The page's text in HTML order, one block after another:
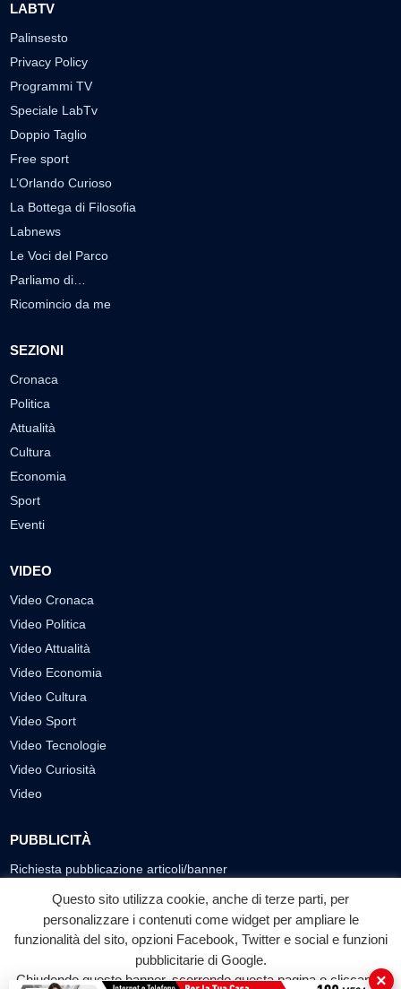
LABTV
Palinsesto
Privacy Policy
Programmi TV
Speciale LabTv
Doppio Taglio
Free sport
L’Orlando Curioso
La Bottega di Filosofia
Labnews
Le Voci del Parco
Parliamo di…
Ricomincio da me
SEZIONI
Cronaca
Politica
Attualità
Cultura
Economia
Sport
Eventi
VIDEO
Video Cronaca
Video Politica
Video Attualità
Video Economia
Video Cultura
Video Sport
Video Tecnologie
Video Curiosità
Video
PUBBLICITÀ
Richiesta pubblicazione articoli/banner
SEGUICI SUI SOCIAL
f
Facebook
◎ ▶
YouTube
Questo sito utilizza cookie, anche di terze parti, per
personalizzare i contenuti come widget per ampliare le
funzionalità del sito, opzioni Facebook, Twitter e social e funzioni
pubblicitarie di Google.
Chiudendo questo banner, scorrendo questa pagina o cliccando
×